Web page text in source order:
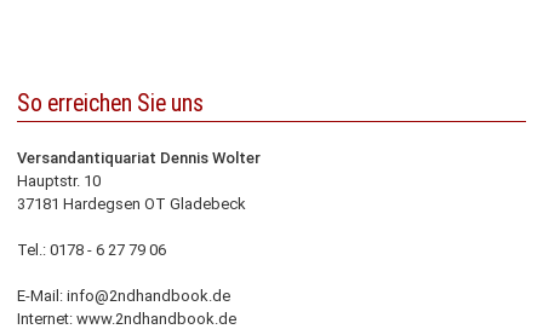
So erreichen Sie uns
Versandantiquariat Dennis Wolter
Hauptstr. 10
37181 Hardegsen OT Gladebeck
Tel.: 0178 - 6 27 79 06
E-Mail: info@2ndhandbook.de
Internet: www.2ndhandbook.de